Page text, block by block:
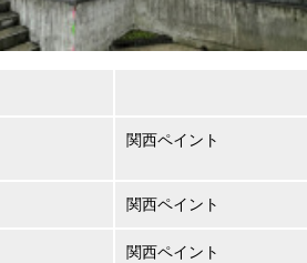
関西ペイント
関西ペイント
関西ペイント